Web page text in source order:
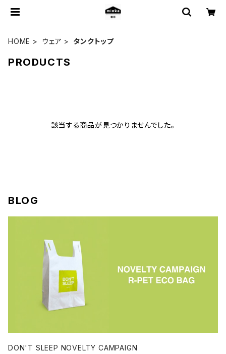
HOME ウェア タンクトップ
PRODUCTS
該当する商品が見つかりませんでした。
BLOG
DON'T SLEEP NOVELTY CAMPAIGN